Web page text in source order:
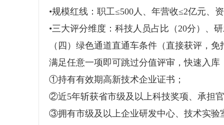
•规模红线：职工≤500人、年营收≤2亿元、
•三大评分维度：科技人员占比（20分）、
（四）绿色通道直通车条件（直接获评，免
满足任意一项即可跳过分值评审，快速入库
①持有有效期高新技术企业证书；
②近5年斩获省市级及以上科技奖项、承担
③拥有市级及以上企业研发中心、技术实验